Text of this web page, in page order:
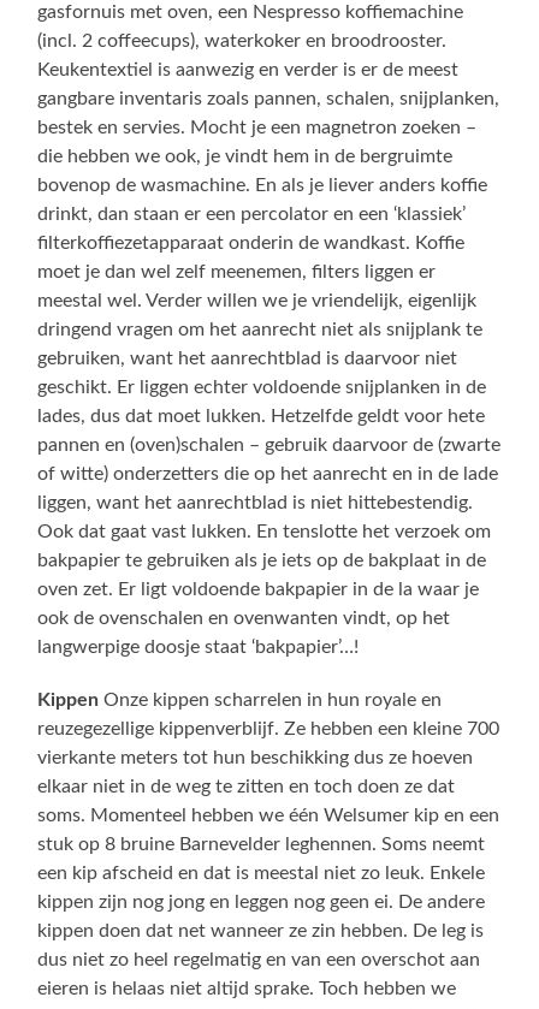
gasfornuis met oven, een Nespresso koffiemachine
(incl. 2 coffeecups), waterkoker en broodrooster.
Keukentextiel is aanwezig en verder is er de meest
gangbare inventaris zoals pannen, schalen, snijplanken,
bestek en servies. Mocht je een magnetron zoeken –
die hebben we ook, je vindt hem in de bergruimte
bovenop de wasmachine. En als je liever anders koffie
drinkt, dan staan er een percolator en een ‘klassiek’
filterkoffiezetapparaat onderin de wandkast. Koffie
moet je dan wel zelf meenemen, filters liggen er
meestal wel. Verder willen we je vriendelijk, eigenlijk
dringend vragen om het aanrecht niet als snijplank te
gebruiken, want het aanrechtblad is daarvoor niet
geschikt. Er liggen echter voldoende snijplanken in de
lades, dus dat moet lukken. Hetzelfde geldt voor hete
pannen en (oven)schalen – gebruik daarvoor de (zwarte
of witte) onderzetters die op het aanrecht en in de lade
liggen, want het aanrechtblad is niet hittebestendig.
Ook dat gaat vast lukken. En tenslotte het verzoek om
bakpapier te gebruiken als je iets op de bakplaat in de
oven zet. Er ligt voldoende bakpapier in de la waar je
ook de ovenschalen en ovenwanten vindt, op het
langwerpige doosje staat ‘bakpapier’…!
Kippen Onze kippen scharrelen in hun royale en
reuzegezellige kippenverblijf. Ze hebben een kleine 700
vierkante meters tot hun beschikking dus ze hoeven
elkaar niet in de weg te zitten en toch doen ze dat
soms. Momenteel hebben we één Welsumer kip en een
stuk op 8 bruine Barnevelder leghennen. Soms neemt
een kip afscheid en dat is meestal niet zo leuk. Enkele
kippen zijn nog jong en leggen nog geen ei. De andere
kippen doen dat net wanneer ze zin hebben. De leg is
dus niet zo heel regelmatig en van een overschot aan
eieren is helaas niet altijd sprake. Toch hebben we